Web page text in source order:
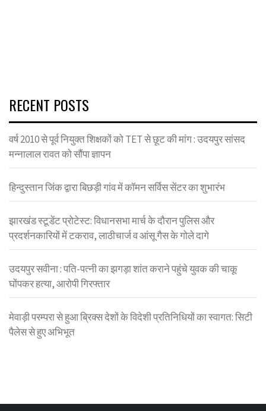
RECENT POSTS
वर्ष 2010 से पूर्व नियुक्त शिक्षकों को TET से छूट की मांग : उदयपुर सांसद
मन्नालाल रावत को सौंपा ज्ञापन
हिन्दुस्तान जिंक द्वारा बिछड़ी गांव में कॉमन सर्विस सेंटर का शुभारंभ
झारखंड स्टूडेंट प्रोटेस्ट: विधानसभा मार्च के दौरान पुलिस और
प्रदर्शनकारियों में टकराव, लाठीचार्ज व आंसू गैस के गोले दागे
उदयपुर सवीना : पति-पत्नी का झगड़ा शांत कराने पहुंचे युवक की चाकू
घोंपकर हत्या, आरोपी गिरफ्तार
मेवाड़ी परम्परा से हुआ ब्रिक्स देशों के विदेशी प्रतिनिधियों का स्वागत: सिटी
पैलेस से हुए अभिभूत